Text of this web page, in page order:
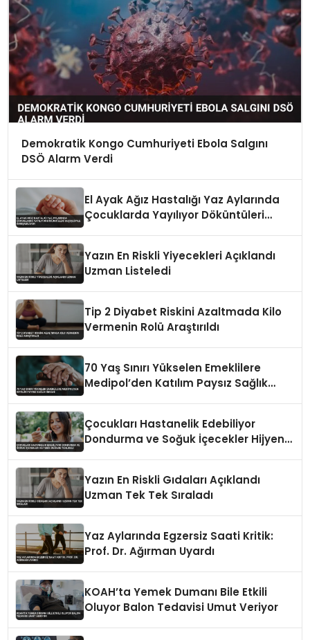
Demokratik Kongo Cumhuriyeti Ebola Salgını
DSÖ Alarm Verdi
El Ayak Ağız Hastalığı Yaz Aylarında
Çocuklarda Yayılıyor Döküntüleri
Yazın En Riskli Yiyecekleri Açıklandı
Uzman Listeledi
Tip 2 Diyabet Riskini Azaltmada Kilo
Vermenin Rolü Araştırıldı
70 Yaş Sınırı Yükselen Emeklilere
Medipol’den Katılım Paysız Sağlık
Çocukları Hastanelik Edebiliyor
Dondurma ve Soğuk İçecekler Hijyenik
Yazın En Riskli Gıdaları Açıklandı
Uzman Tek Tek Sıraladı
Yaz Aylarında Egzersiz Saati Kritik:
Prof. Dr. Ağırman Uyardı
KOAH’ta Yemek Dumanı Bile Etkili
Oluyor Balon Tedavisi Umut Veriyor